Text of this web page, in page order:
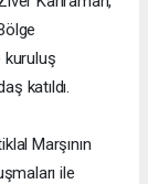
katıldı.
Marşının
ile